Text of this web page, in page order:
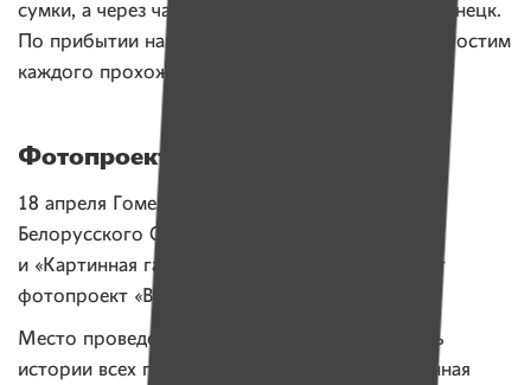
сумки, а через час уже буду ехать с семьей в Донецк.
По прибытии накроем стол длиной с улицу и угостим
каждого прохожего. Такие мечты…
Фотопроект «Выбор»
18 апреля Гомельская областная организация
Белорусского Общества Красного Креста
и «Картинная галерея Г. Х. Ващенко» открывает
фотопроект «Выбор».
Место проведения выставки, где можно узнать
истории всех героев фотопроекта: ГУ «Картинная